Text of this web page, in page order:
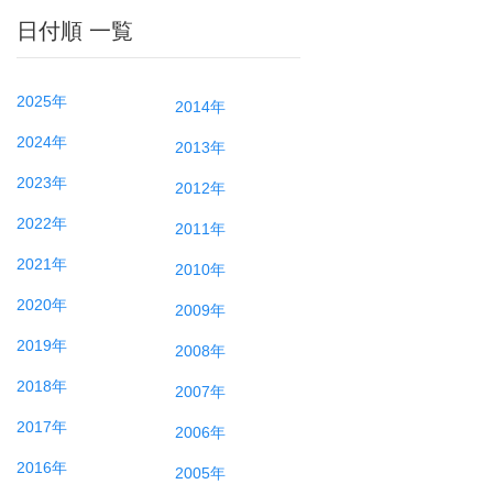
日付順 一覧
2025年
2024年
2023年
2022年
2021年
2020年
2019年
2018年
2017年
2016年
2014年
2013年
2012年
2011年
2010年
2009年
2008年
2007年
2006年
2005年